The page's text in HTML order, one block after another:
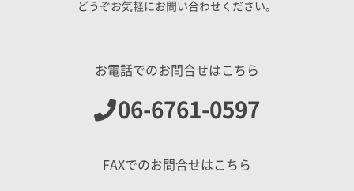
どうぞお気軽にお問い合わせください。
お電話でのお問合せはこちら
06-6761-0597
FAXでのお問合せはこちら